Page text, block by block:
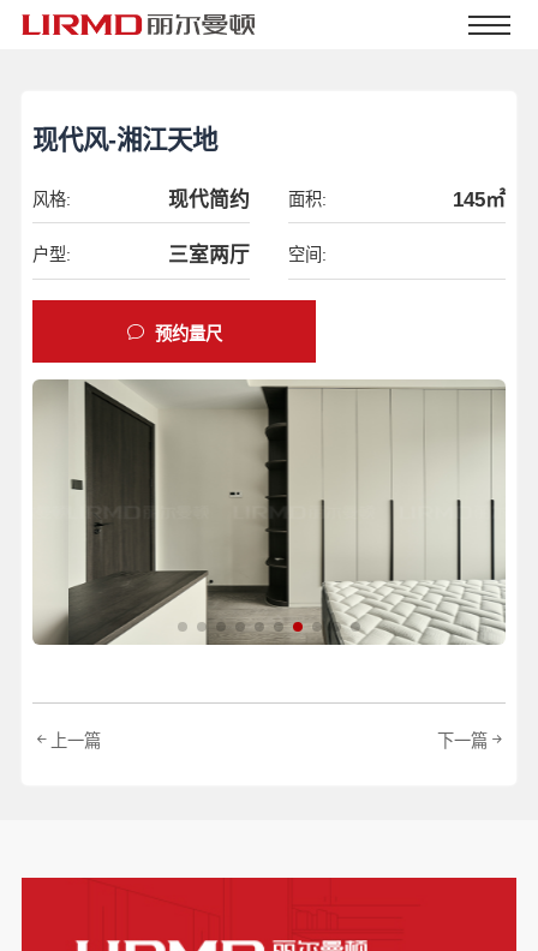
现代风-湘江天地
风格: 现代简约 面积: 145㎡
户型: 三室两厅 空间:
预约量尺
上一篇 下一篇